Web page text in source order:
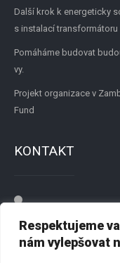
Respektujeme
nám vylepšovat
Další krok k energeticky
s instalací transformátoru
Pomáháme budovat
vy.
Projekt organizace v
Fund
KONTAKT
Přátelé New Renato,
Dvořišťská 1244, 198